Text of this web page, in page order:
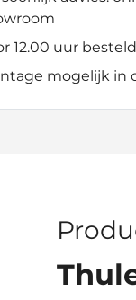
12.00 uur
mogelijk in